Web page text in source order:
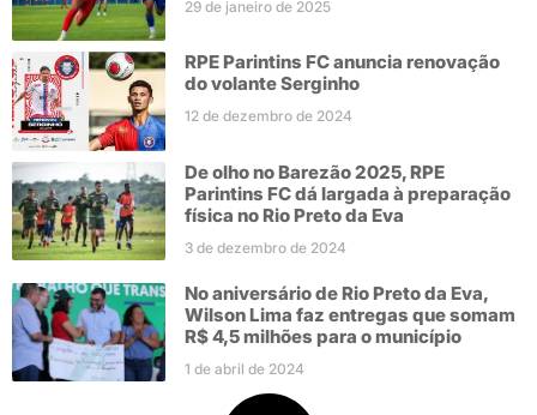
29 de janeiro de 2025
RPE Parintins FC anuncia renovação
do volante Serginho
12 de dezembro de 2024
De olho no Barezão 2025, RPE
Parintins FC dá largada à preparação
física no Rio Preto da Eva
3 de dezembro de 2024
No aniversário de Rio Preto da Eva,
Wilson Lima faz entregas que somam
R$ 4,5 milhões para o município
1 de abril de 2024